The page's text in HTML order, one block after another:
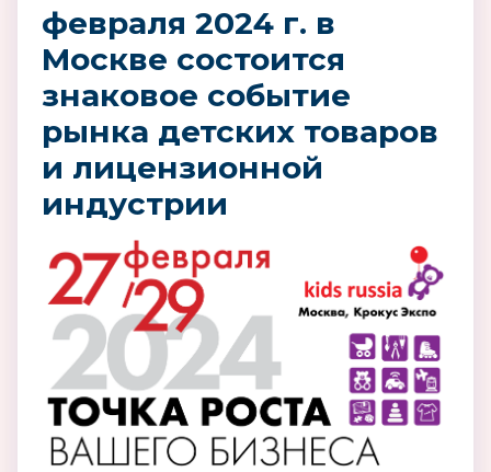
февраля 2024 г. в
Москве состоится
знаковое событие
рынка детских товаров
и лицензионной
индустрии